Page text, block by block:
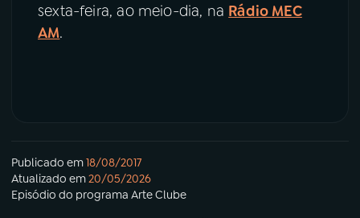
sexta-feira, ao meio-dia, na Rádio MEC
AM.
Publicado em18/08/2017
Atualizado em20/05/2026
Episódio do programa Arte Clube